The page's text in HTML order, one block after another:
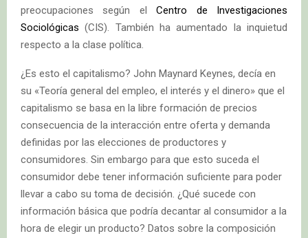
preocupaciones según elCentro de Investigaciones
Sociológicas (CIS). También ha aumentado la inquietud
respecto a la clase política.
¿Es esto el capitalismo? John Maynard Keynes, decía en
su «Teoría general del empleo, el interés y el dinero» que el
capitalismo se basa en la libre formación de precios
consecuencia de la interacción entre oferta y demanda
definidas por las elecciones de productores y
consumidores. Sin embargo para que esto suceda el
consumidor debe tener información suficiente para poder
llevar a cabo su toma de decisión. ¿Qué sucede con
información básica que podría decantar al consumidor a la
hora de elegir un producto? Datos sobre la composición